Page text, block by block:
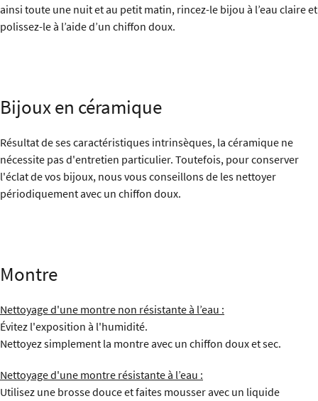
ainsi toute une nuit et au petit matin, rincez-le bijou à l’eau claire et
polissez-le à l’aide d’un chiffon doux.
Bijoux en céramique
Résultat de ses caractéristiques intrinsèques, la céramique ne
nécessite pas d'entretien particulier. Toutefois, pour conserver
l'éclat de vos bijoux, nous vous conseillons de les nettoyer
périodiquement avec un chiffon doux.
Montre
Nettoyage d'une montre non résistante à l’eau :
Évitez l'exposition à l'humidité.
Nettoyez simplement la montre avec un chiffon doux et sec.
Nettoyage d'une montre résistante à l’eau :
Utilisez une brosse douce et faites mousser avec un liquide